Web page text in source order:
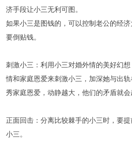
济手段让小三无利可图。
如果小三是图钱的，可以控制老公的经
要倒贴钱。
刺激小三‌：利用小三对婚外情的美好幻
情和家庭恩爱来刺激小三，加深她与出轨
秀家庭恩爱，动静越大，他们的矛盾就会
正面回击‌：分离比较棘手的小三时，要
小三。